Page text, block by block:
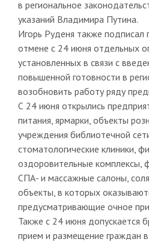
в региональное
указаний Владимира Путина.
Игорь Руденя также подписал
отмене с 24 июня отдельных
установленных в связи с
повышенной готовности в
возобновить работу ряду
С 24 июня открылись
питания, ярмарки, объекты
учреждения библиотечной
стоматологические клиники,
оздоровительные комплексы,
СПА- и массажные салоны,
объекты, в которых
предусматривающие очное
Также с 24 июня допускается
прием и размещение граждан